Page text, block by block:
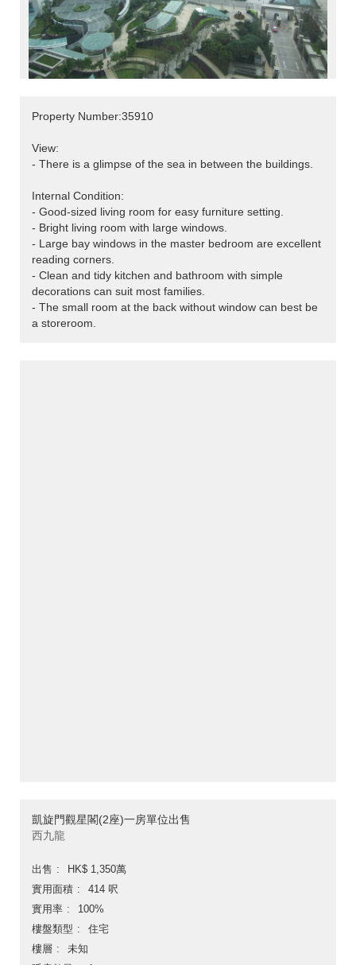
Property Number:35910
View:
- There is a glimpse of the sea in between the buildings.
Internal Condition:
- Good-sized living room for easy furniture setting.
- Bright living room with large windows.
- Large bay windows in the master bedroom are excellent
reading corners.
- Clean and tidy kitchen and bathroom with simple
decorations can suit most families.
- The small room at the back without window can best be
a storeroom.
凱旋門觀星閣(2座)一房單位出售
西九龍
出售
HK$ 1,350萬
實用面積
414 呎
實用率
100%
樓盤類型
住宅
樓層
未知